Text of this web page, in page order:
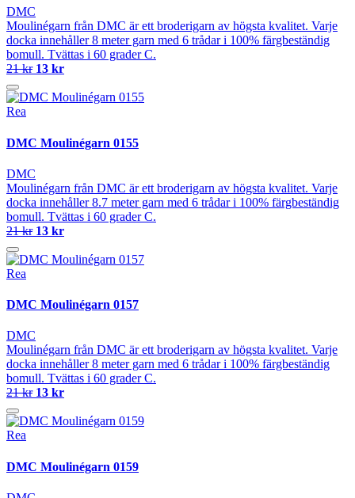
DMC
Moulinégarn från DMC är ett broderigarn av högsta kvalitet. Varje
docka innehåller 8 meter garn med 6 trådar i 100% färgbeständig
bomull. Tvättas i 60 grader C.
21 kr 13 kr
Rea
DMC Moulinégarn 0155
DMC
Moulinégarn från DMC är ett broderigarn av högsta kvalitet. Varje
docka innehåller 8.7 meter garn med 6 trådar i 100% färgbeständig
bomull. Tvättas i 60 grader C.
21 kr 13 kr
Rea
DMC Moulinégarn 0157
DMC
Moulinégarn från DMC är ett broderigarn av högsta kvalitet. Varje
docka innehåller 8 meter garn med 6 trådar i 100% färgbeständig
bomull. Tvättas i 60 grader C.
21 kr 13 kr
Rea
DMC Moulinégarn 0159